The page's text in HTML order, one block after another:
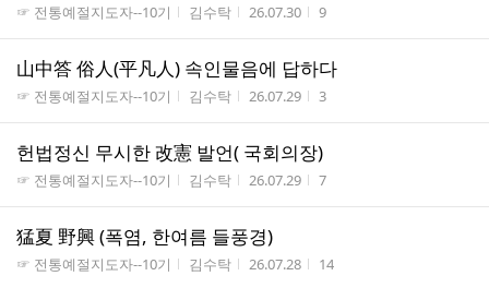
게시판명
☞ 전통예절지도자--10기 작성자
김수탁 작성시간
26.07.30 조회수
9
山中答 俗人(平凡人) 속인물음에 답하다
게시판명
☞ 전통예절지도자--10기 작성자
김수탁 작성시간
26.07.29 조회수
3
헌법정신 무시한 改憲 발언( 국회의장)
게시판명
☞ 전통예절지도자--10기 작성자
김수탁 작성시간
26.07.29 조회수
7
猛夏 野興 (폭염, 한여름 들풍경)
게시판명
☞ 전통예절지도자--10기 작성자
김수탁 작성시간
26.07.28 조회수
14